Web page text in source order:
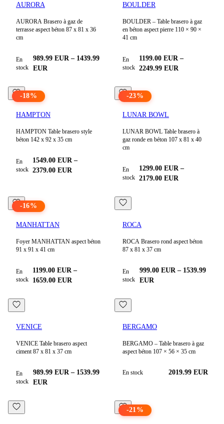
AURORA
AURORA Brasero à gaz de
terrasse aspect béton 87 x 81 x 36
cm
En
stock
989.99 EUR – 1439.99
EUR
BOULDER
BOULDER – Table brasero à gaz
en béton aspect pierre 110 × 90 ×
41 cm
En
stock
1199.00 EUR –
2249.99 EUR
-18%
HAMPTON
HAMPTON Table brasero style
béton 142 x 92 x 35 cm
En
stock
1549.00 EUR –
2379.00 EUR
-23%
LUNAR BOWL
LUNAR BOWL Table brasero à
gaz ronde en béton 107 x 81 x 40
cm
En
stock
1299.00 EUR –
2179.00 EUR
-16%
MANHATTAN
Foyer MANHATTAN aspect béton
91 x 91 x 41 cm
En
stock
1199.00 EUR –
1659.00 EUR
ROCA
ROCA Brasero rond aspect béton
87 x 81 x 37 cm
En
stock
999.00 EUR – 1539.99
EUR
VENICE
VENICE Table brasero aspect
ciment 87 x 81 x 37 cm
En
stock
989.99 EUR – 1539.99
EUR
BERGAMO
BERGAMO – Table brasero à gaz
aspect béton 107 × 56 × 35 cm
En stock 2019.99 EUR
-21%